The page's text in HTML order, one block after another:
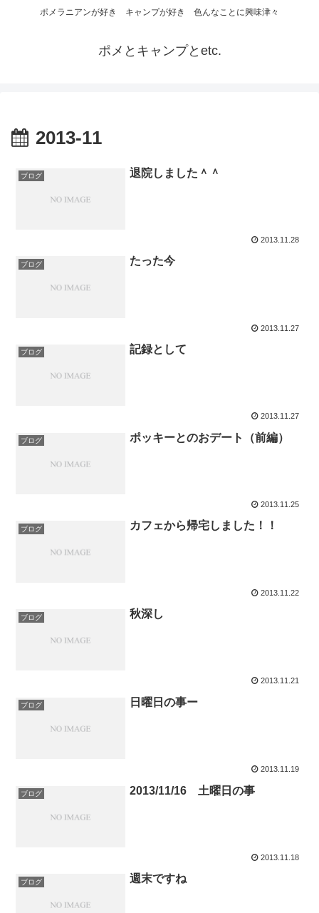
ポメラニアンが好き キャンプが好き 色んなことに興味津々
ポメとキャンプとetc.
2013-11
ブログ 退院しました＾＾
2013.11.28
ブログ たった今
2013.11.27
ブログ 記録として
2013.11.27
ブログ ポッキーとのおデート（前編）
2013.11.25
ブログ カフェから帰宅しました！！
2013.11.22
ブログ 秋深し
2013.11.21
ブログ 日曜日の事ー
2013.11.19
ブログ 2013/11/16 土曜日の事
2013.11.18
ブログ 週末ですね